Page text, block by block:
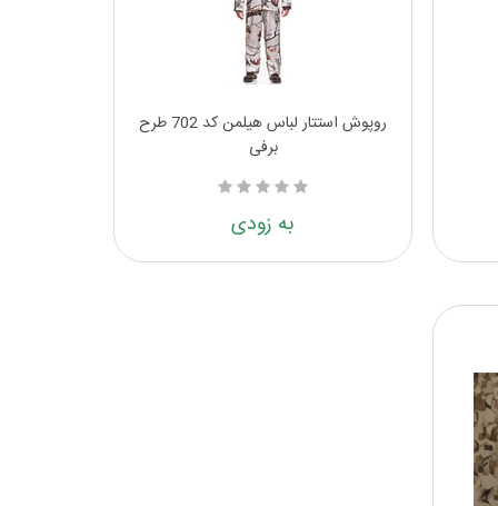
روپوش استتار لباس هیلمن کد 702 طرح
برفی
به زودی